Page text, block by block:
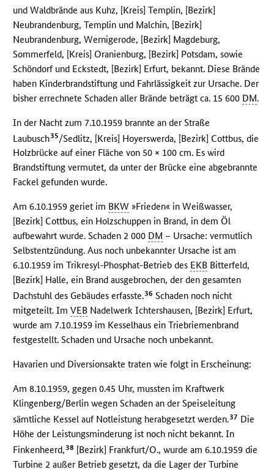
und Waldbrände aus Kuhz, [Kreis] Templin, [Bezirk]
Neubrandenburg, Templin und Malchin, [Bezirk]
Neubrandenburg, Wernigerode, [Bezirk] Magdeburg,
Sommerfeld, [Kreis] Oranienburg, [Bezirk] Potsdam, sowie
Schöndorf und Eckstedt, [Bezirk] Erfurt, bekannt. Diese Brände
haben Kinderbrandstiftung und Fahrlässigkeit zur Ursache. Der
bisher errechnete Schaden aller Brände beträgt ca. 15 600 DM.
In der Nacht zum 7.10.1959 brannte an der Straße
Laubusch35/Sedlitz, [Kreis] Hoyerswerda, [Bezirk] Cottbus, die
Holzbrücke auf einer Fläche von 50 × 100 cm. Es wird
Brandstiftung vermutet, da unter der Brücke eine abgebrannte
Fackel gefunden wurde.
Am 6.10.1959 geriet im BKW »Frieden« in Weißwasser,
[Bezirk] Cottbus, ein Holzschuppen in Brand, in dem Öl
aufbewahrt wurde. Schaden 2 000 DM – Ursache: vermutlich
Selbstentzündung. Aus noch unbekannter Ursache ist am
6.10.1959 im Trikresyl-Phosphat-Betrieb des EKB Bitterfeld,
[Bezirk] Halle, ein Brand ausgebrochen, der den gesamten
Dachstuhl des Gebäudes erfasste.36 Schaden noch nicht
mitgeteilt. ImVEB Nadelwerk Ichtershausen, [Bezirk] Erfurt,
wurde am 7.10.1959 im Kesselhaus ein Triebriemenbrand
festgestellt. Schaden und Ursache noch unbekannt.
Havarien und Diversionsakte traten wie folgt in Erscheinung:
Am 8.10.1959, gegen 0.45 Uhr, mussten im Kraftwerk
Klingenberg/Berlin wegen Schaden an der Speiseleitung
sämtliche Kessel auf Notleistung herabgesetzt werden.37 Die
Höhe der Leistungsminderung ist noch nicht bekannt. In
Finkenheerd,38 [Bezirk] Frankfurt/O., wurde am 6.10.1959 die
Turbine 2 außer Betrieb gesetzt, da die Lager der Turbine